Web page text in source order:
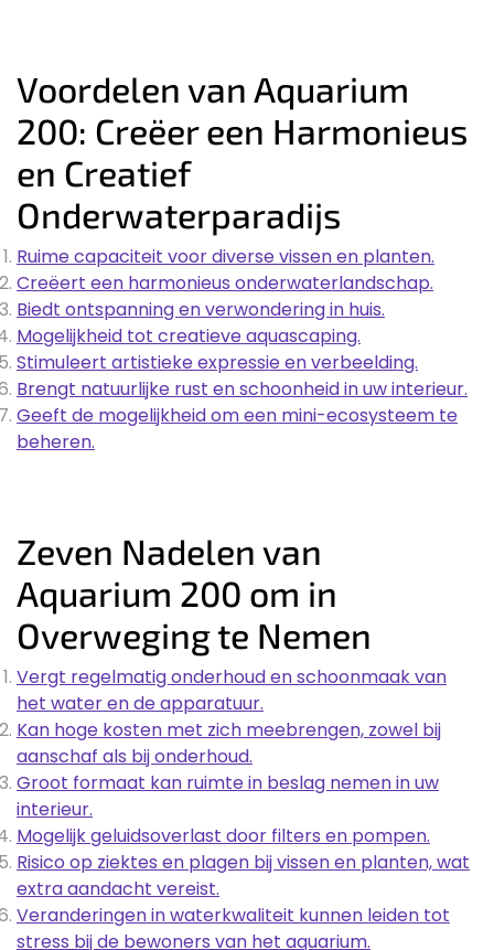
Voordelen van Aquarium
200: Creëer een Harmonieus
en Creatief
Onderwaterparadijs
Ruime capaciteit voor diverse vissen en planten.
Creëert een harmonieus onderwaterlandschap.
Biedt ontspanning en verwondering in huis.
Mogelijkheid tot creatieve aquascaping.
Stimuleert artistieke expressie en verbeelding.
Brengt natuurlijke rust en schoonheid in uw interieur.
Geeft de mogelijkheid om een mini-ecosysteem te
beheren.
Zeven Nadelen van
Aquarium 200 om in
Overweging te Nemen
Vergt regelmatig onderhoud en schoonmaak van
het water en de apparatuur.
Kan hoge kosten met zich meebrengen, zowel bij
aanschaf als bij onderhoud.
Groot formaat kan ruimte in beslag nemen in uw
interieur.
Mogelijk geluidsoverlast door filters en pompen.
Risico op ziektes en plagen bij vissen en planten, wat
extra aandacht vereist.
Veranderingen in waterkwaliteit kunnen leiden tot
stress bij de bewoners van het aquarium.